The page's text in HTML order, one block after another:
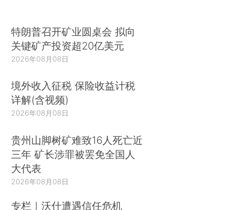
特朗普召开矿业圆桌会 拟向
关键矿产投资超20亿美元
2026年08月08日
境外收入征税 保险收益计税
详解(含视频)
2026年08月08日
贵州山脚树矿难致16人死亡近
三年 矿长涉罪被罢免全国人
大代表
2026年08月08日
专栏｜沃什遭遇信任危机